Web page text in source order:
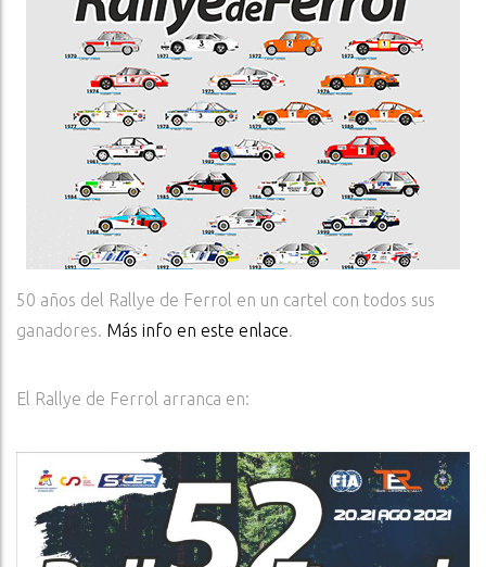
50 años del Rallye de Ferrol en un cartel con todos sus
ganadores. Más info en este enlace.
El Rallye de Ferrol arranca en: